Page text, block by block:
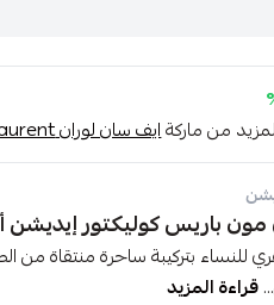
من ماركةايف سان لوران Yves Saint Laurent
باريس كوليكتور إيديشن أو
بتركيبة ساحرة منتقاة من
قراءة المزيد